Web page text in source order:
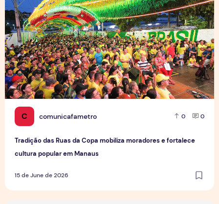
C comunicafametro 0 0
Tradição das Ruas da Copa mobiliza moradores e fortalece
cultura popular em Manaus
15 de June de 2026